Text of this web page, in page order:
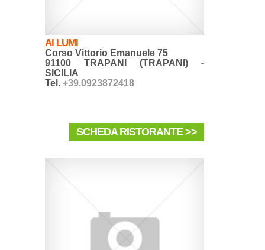
AI LUMI
Corso Vittorio Emanuele 75
91100 TRAPANI (TRAPANI) -
SICILIA
Tel. +39.0923872418
SCHEDA RISTORANTE >>